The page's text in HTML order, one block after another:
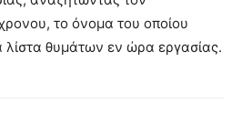
το όνομα του οποίου
θυμάτων εν ώρα εργασίας.